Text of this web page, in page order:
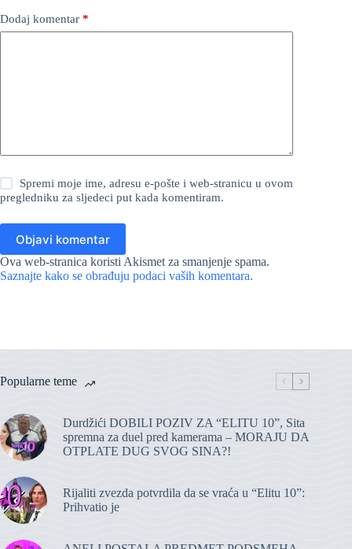
Dodaj komentar *
Spremi moje ime, adresu e-pošte i web-stranicu u ovom
pregledniku za sljedeci put kada komentiram.
Objavi komentar
Ova web-stranica koristi Akismet za smanjenje spama.
Saznajte kako se obrađuju podaci vaših komentara.
Popularne teme
Durdžići DOBILI POZIV ZA “ELITU 10”, Sita
spremna za duel pred kamerama – MORAJU DA
OTPLATE DUG SVOG SINA?!
Rijaliti zvezda potvrdila da se vraća u “Elitu 10”:
Prihvatio je